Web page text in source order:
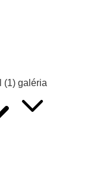
(1) galéria